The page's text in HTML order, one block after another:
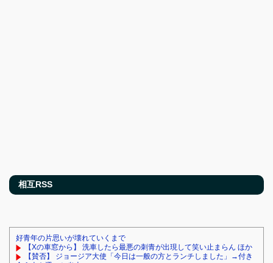
相互RSS
好青年の片思いが壊れていくまで
【Xの車窓から】 洗車したら最悪の刺青が出現して笑い止まらん ほか
【賛否】 ジョージア大使「今日は一般の方とランチしました」→付き